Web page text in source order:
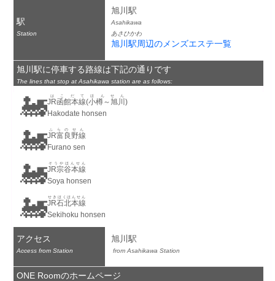
駅
Station
旭川駅
Asahikawa
あさひかわ
旭川駅周辺のメンズエステ一覧
旭川駅に停車する路線は下記の通りです
The lines that stop at Asahikawa station are as follows:
🚂JR函館本線(小樽～旭川)
はこだてほんせん
Hakodate honsen
🚂JR富良野線
ふらのせん
Furano sen
🚂JR宗谷本線
そうやほんせん
Soya honsen
🚂JR石北本線
せきほくほんせん
Sekihoku honsen
アクセス
Access from Station
旭川駅
from Asahikawa Station
ONE Roomのホームページ